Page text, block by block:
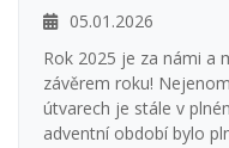
05.01.2026
Rok 2025 je za námi a
závěrem roku!
útvarech je stále v
adventní období bylo